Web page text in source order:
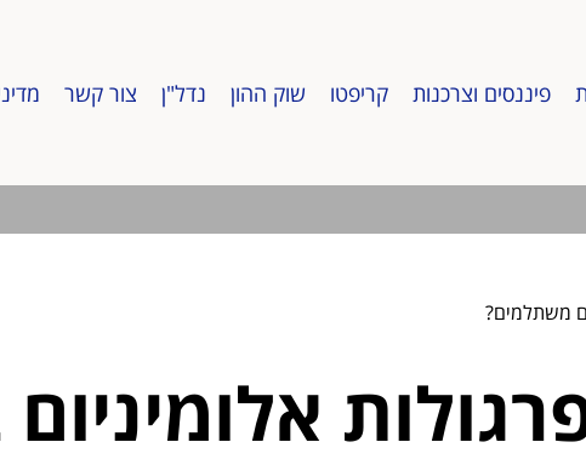
פיננסים וצרכנות קריפטו שוק ההון נדל"ן צור קשר
משתלמים?